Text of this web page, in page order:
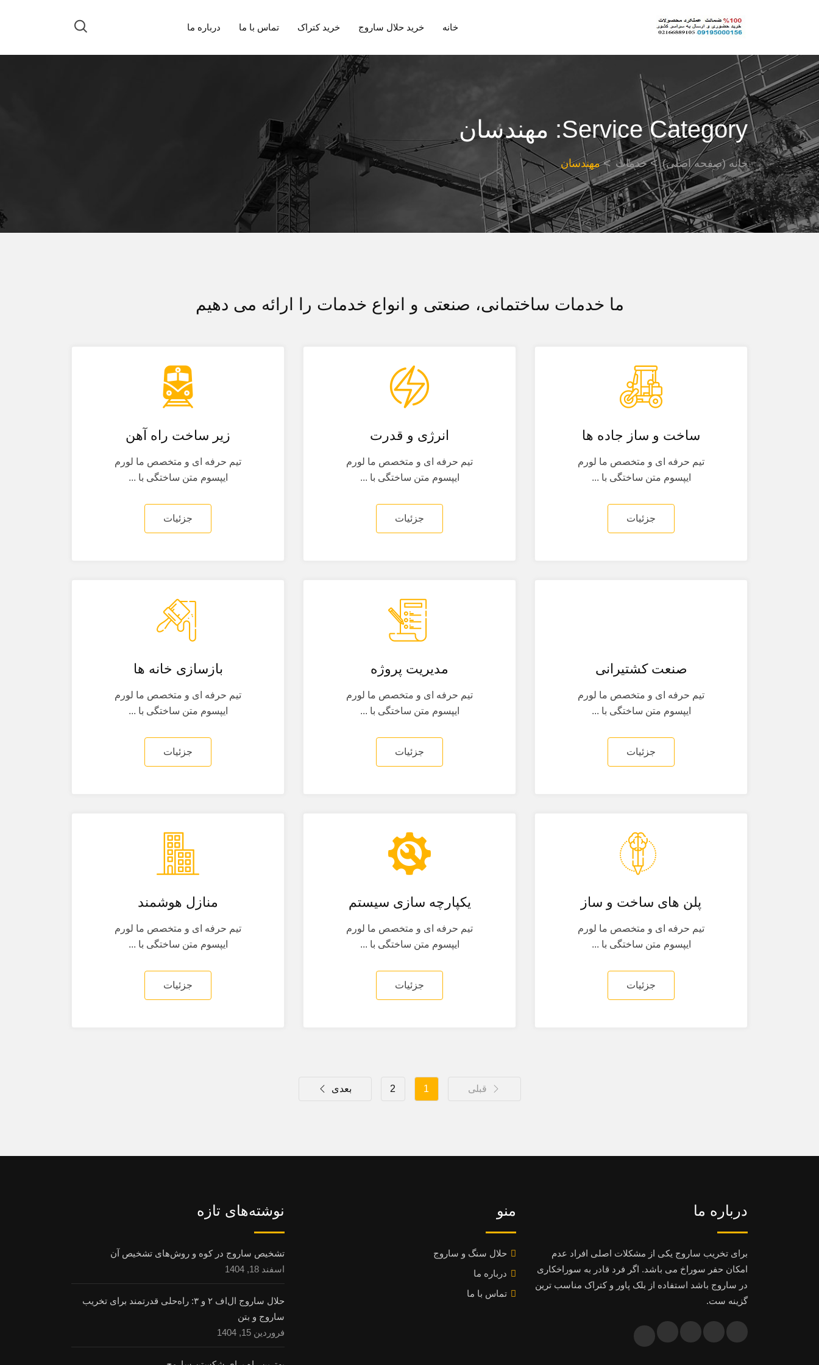
خانه خرید حلال ساروج خرید کتراک تماس با ما درباره ما
Service Category: مهندسان
خانه (صفحه اصلی) خدمات مهندسان
ما خدمات ساختمانی، صنعتی و انواع خدمات را ارائه می دهیم
ساخت و ساز جاده ها
تیم حرفه ای و متخصص ما لورم
ایپسوم متن ساختگی با ...
جزئیات
انرژی و قدرت
تیم حرفه ای و متخصص ما لورم
ایپسوم متن ساختگی با ...
جزئیات
زیر ساخت راه آهن
تیم حرفه ای و متخصص ما لورم
ایپسوم متن ساختگی با ...
جزئیات
صنعت کشتیرانی
تیم حرفه ای و متخصص ما لورم
ایپسوم متن ساختگی با ...
جزئیات
مدیریت پروژه
تیم حرفه ای و متخصص ما لورم
ایپسوم متن ساختگی با ...
جزئیات
بازسازی خانه ها
تیم حرفه ای و متخصص ما لورم
ایپسوم متن ساختگی با ...
جزئیات
پلن های ساخت و ساز
تیم حرفه ای و متخصص ما لورم
ایپسوم متن ساختگی با ...
جزئیات
یکپارچه سازی سیستم
تیم حرفه ای و متخصص ما لورم
ایپسوم متن ساختگی با ...
جزئیات
منازل هوشمند
تیم حرفه ای و متخصص ما لورم
ایپسوم متن ساختگی با ...
جزئیات
قبلی 1
2 بعدی
درباره ما
برای تخریب ساروج یکی از مشکلات اصلی افراد عدم
امکان حفر سوراخ می باشد. اگر فرد قادر به سوراخکاری
در ساروج باشد استفاده از بلک پاور و کتراک مناسب ترین
گزینه ست.
منو
حلال سنگ و ساروج
درباره ما
تماس با ما
نوشته‌های تازه
تشخیص ساروج در کوه و روش‌های تشخیص آن
اسفند 18, 1404
حلال ساروج ال‌اف ۲ و ۳: راه‌حلی قدرتمند برای تخریب
ساروج و بتن
فروردین 15, 1404